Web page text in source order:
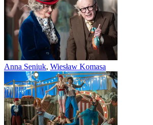
Anna Seniuk, Wiesław Komasa